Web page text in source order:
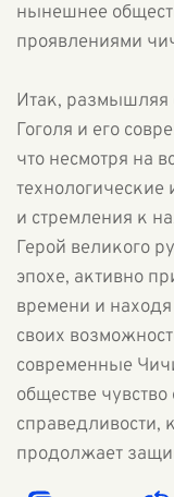
нынешнее
проявлениями
Итак, размышляя
Гоголя и его
что несмотря на
и стремления к
Герой великого
эпохе, активно
времени и
своих
современные
обществе
справедливости,
продолжает